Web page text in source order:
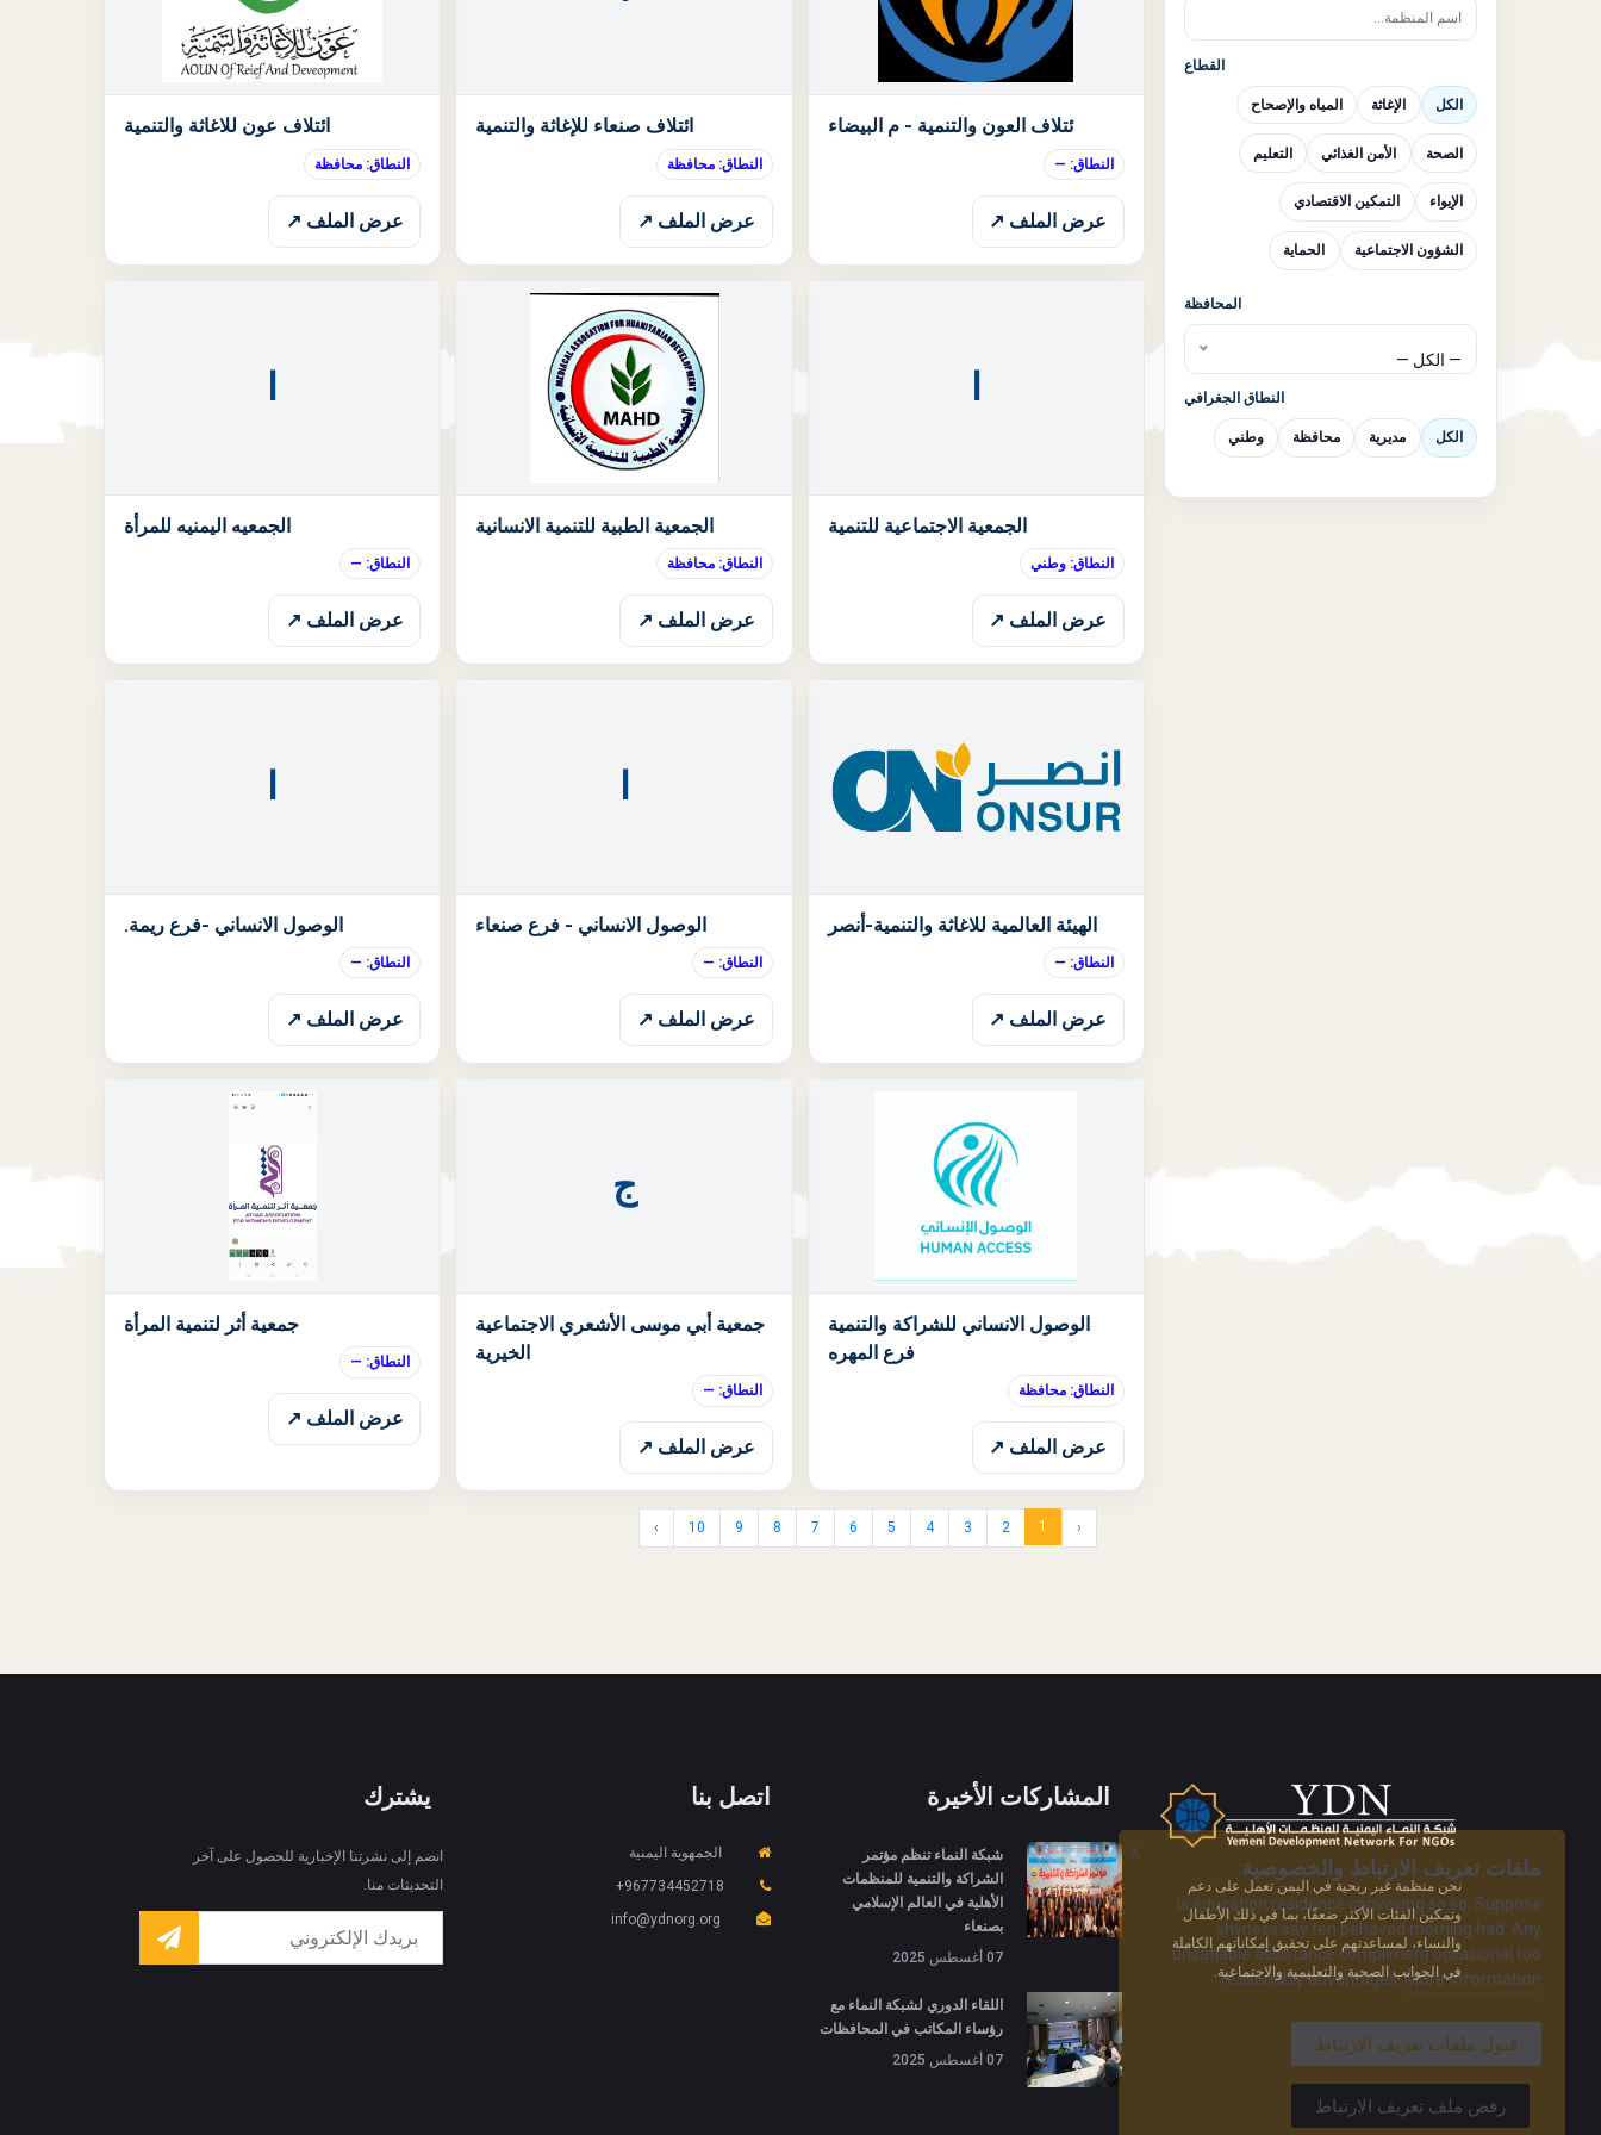
القطاع
الكل الإغاثة المياه والإصحاح
الصحة الأمن الغذائي التعليم
الإيواء التمكين الاقتصادي
الشؤون الاجتماعية الحماية
المحافظة
— الكل —
النطاق الجغرافي
الكل مديرية محافظة وطني
ئتلاف العون والتنمية - م البيضاء
النطاق: —
عرض الملف ↗
ائتلاف صنعاء للإغاثة والتنمية
النطاق: محافظة
عرض الملف ↗
ائتلاف عون للاغاثة والتنمية
النطاق: محافظة
عرض الملف ↗
الجمعية الاجتماعية للتنمية
النطاق: وطني
عرض الملف ↗
الجمعية الطبية للتنمية الانسانية
النطاق: محافظة
عرض الملف ↗
الجمعيه اليمنيه للمرأة
النطاق: —
عرض الملف ↗
الهيئة العالمية للاغاثة والتنمية-أنصر
النطاق: —
عرض الملف ↗
الوصول الانساني - فرع صنعاء
النطاق: —
عرض الملف ↗
الوصول الانساني -فرع ريمة.
النطاق: —
عرض الملف ↗
الوصول الانساني للشراكة والتنمية
فرع المهره
النطاق: محافظة
عرض الملف ↗
ج
جمعية أبي موسى الأشعري الاجتماعية
الخيرية
النطاق: —
عرض الملف ↗
جمعية أثر لتنمية المرأة
النطاق: —
عرض الملف ↗
‹
1
2
3
4
5
6
7
8
9
10
›
نحن منظمة غير ربحية في اليمن تعمل على دعم
وتمكين الفئات الأكثر ضعفًا، بما في ذلك الأطفال
والنساء، لمساعدتهم على تحقيق إمكاناتهم الكاملة
في الجوانب الصحية والتعليمية والاجتماعية.
المشاركات الأخيرة
شبكة النماء تنظم مؤتمر
الشراكة والتنمية للمنظمات
الأهلية في العالم الإسلامي
بصنعاء
07 أغسطس 2025
اللقاء الدوري لشبكة النماء مع
رؤساء المكاتب في المحافظات
07 أغسطس 2025
اتصل بنا
الجمهوية اليمنية
967734452718+
info@ydnorg.org
يشترك
انضم إلى نشرتنا الإخبارية للحصول على آخر
التحديثات منا.
X ملفات تعريف الارتباط والخصوصية
Is education residence conveying so so. Suppose
shyness say ten behaved morning had. Any
unsatiable assistance compliment occasional too
reasonably advantages.More information
قبول ملفات تعريف الارتباط
رفض ملف تعريف الارتباط